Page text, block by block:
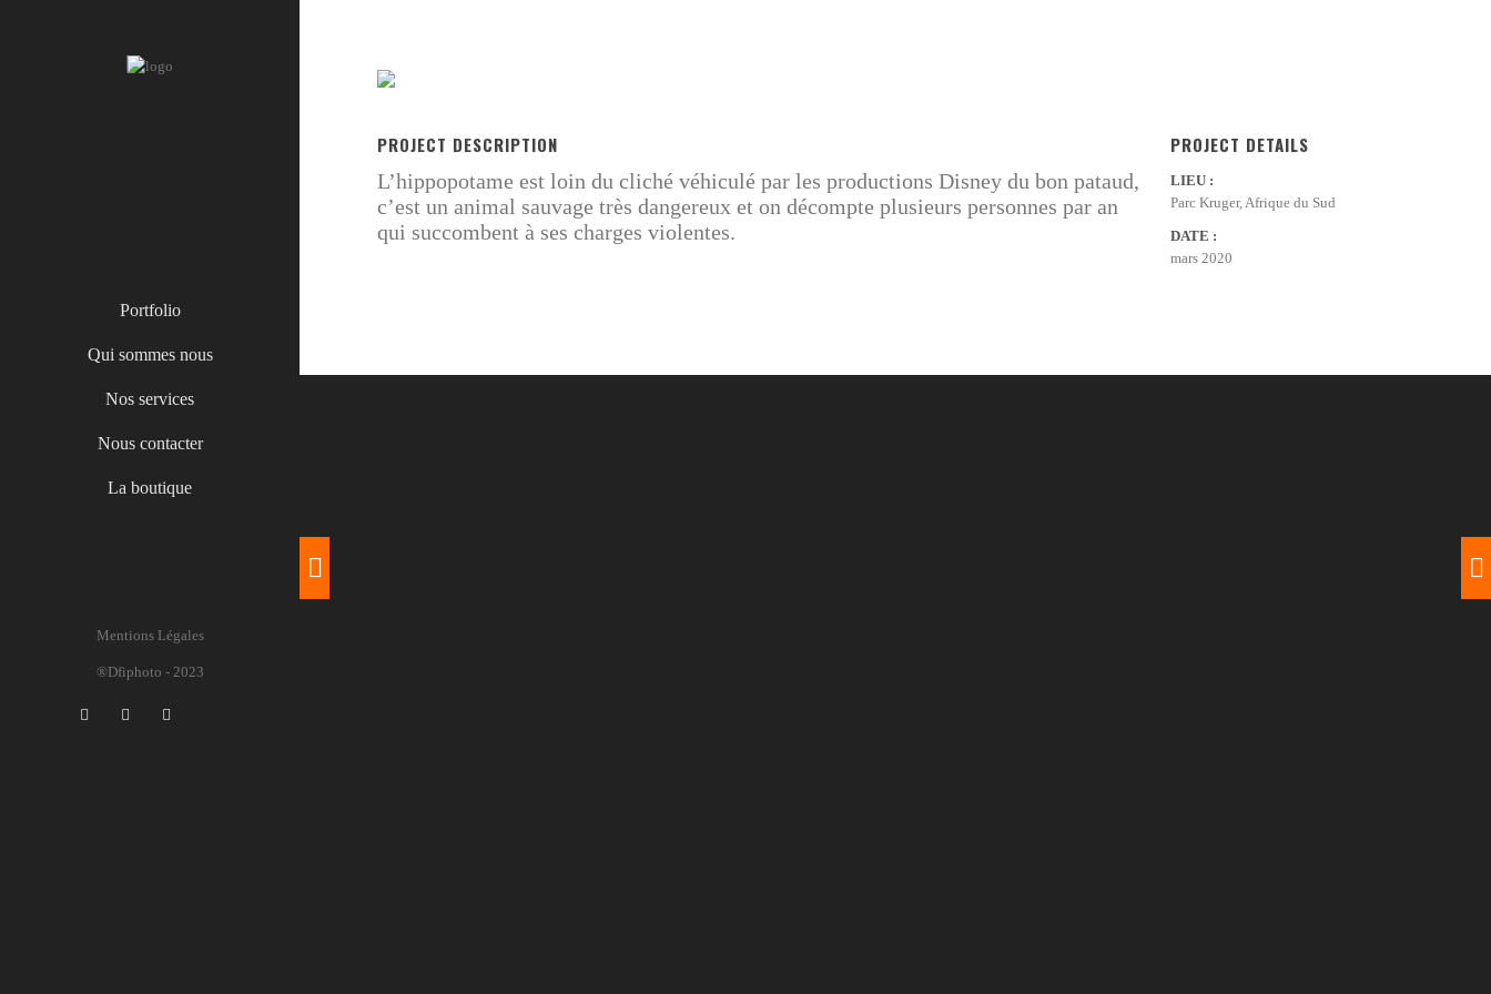
Portfolio
Qui sommes nous
Nos services
Nous contacter
La boutique
Mentions Légales
®Dfiphoto - 2023
PROJECT DESCRIPTION
L’hippopotame est loin du cliché véhiculé par les productions Disney du bon pataud,
c’est un animal sauvage très dangereux et on décompte plusieurs personnes par an
qui succombent à ses charges violentes.
PROJECT DETAILS
LIEU :
Parc Kruger, Afrique du Sud
DATE :
mars 2020